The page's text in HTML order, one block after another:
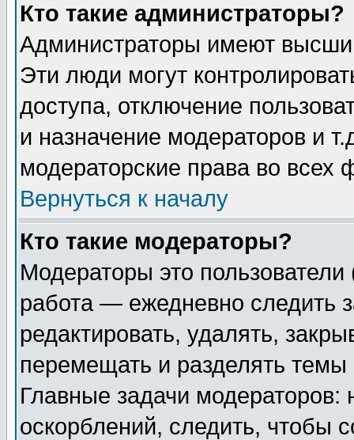
Кто такие администраторы?
Администраторы имеют
Эти люди могут
доступа, отключение
и назначение модераторов и
модераторские права во всех
Вернуться к началу
Кто такие модераторы?
Модераторы это
работа — ежедневно следить
редактировать, удалять,
перемещать и разделять
Главные задачи
оскорблений, следить, чтобы